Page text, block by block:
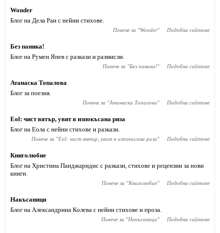
Wonder
Блог на Дела Раи с нейни стихове.
Повече за "Wonder" Подобни сайтове
Без паника!
Блог на Румен Янев с разкази и размисли.
Повече за "Без паника!" Подобни сайтове
Атанаска Топалова
Блог за поезия.
Повече за "Атанаска Топалова" Подобни сайтове
Eol: чист вятър, увит в изпокъсана риза
Блог на Еола с нейни стихове и разкази.
Повече за "Eol: чист вятър, увит в изпокъсана риза" Подобни сайтове
Книголюбие
Блог на Христина Панджаридис с разкази, стихове и рецензии за нови
книги.
Повече за "Книголюбие" Подобни сайтове
Накъсаници
Блог на Александрина Колева с нейни стихове и проза.
Повече за "Накъсаници" Подобни сайтове